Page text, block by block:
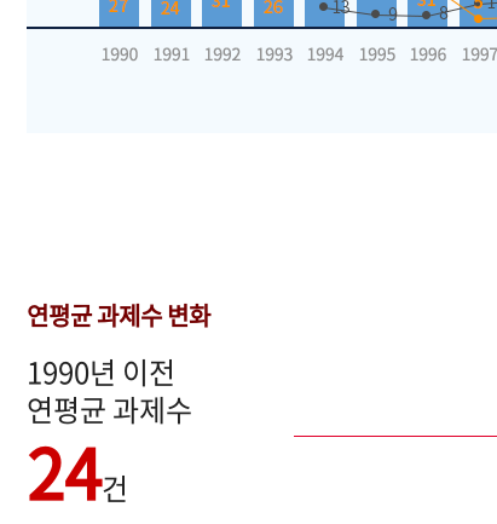
연평균 과제수 변화
1990년 이전
연평균 과제수
24건